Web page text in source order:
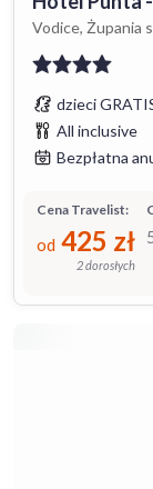
Vodice, Żupania
dzieci
All inclusive
Bezpłatna
Cena Travelist:
od 425 zł
2 dorosłych